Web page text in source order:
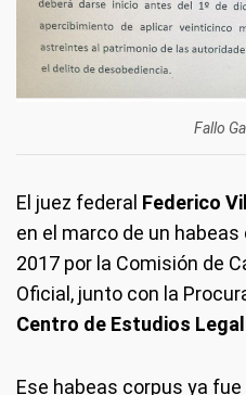
Fallo
El juez federal Federico
en el marco de un
2017 por la Comisión de
Oficial, junto con la
Centro de Estudios
Ese habeas corpus ya